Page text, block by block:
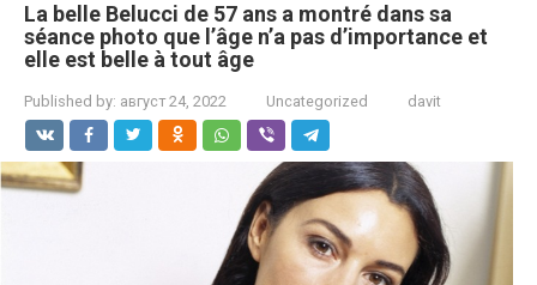
La belle Belucci de 57 ans a montré dans sa
séance photo que l’âge n’a pas d’importance et
elle est belle à tout âge
Published by: август 24, 2022 Uncategorized davit